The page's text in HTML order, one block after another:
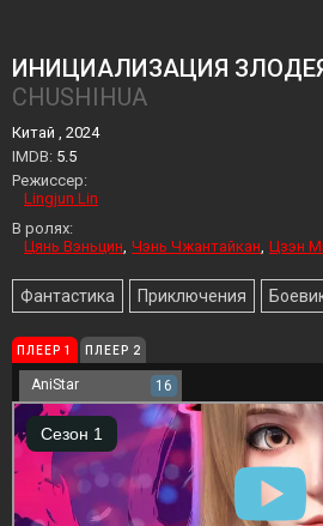
ИНИЦИАЛИЗАЦИЯ
CHUSHIHUA
Китай , 2024
IMDB: 5.5
Режиссер:
Lingjun Lin
В ролях:
Цянь Вэньцин Чэнь Чжантайкан Цзэн
Фантастика Приключения
ПЛЕЕР 1 ПЛЕЕР 2
AniStar 16